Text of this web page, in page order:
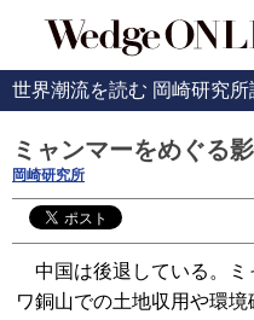
世界潮流を読む 岡崎研究所
ミャンマーをめぐる
岡崎研究所
中国は後退している。ミ
ワ銅山での土地収用や環